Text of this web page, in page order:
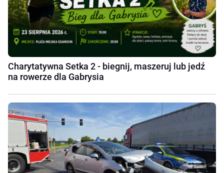
Charytatywna Setka 2 - biegnij, maszeruj lub jedź
na rowerze dla Gabrysia